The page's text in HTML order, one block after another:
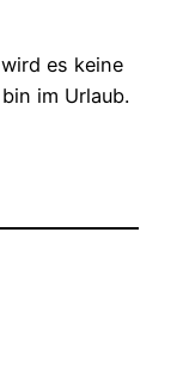
es keine
im Urlaub.